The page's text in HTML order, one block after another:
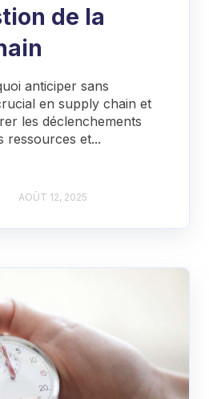
de la
anticiper sans
en supply chain et
les déclenchements
ressources et...
AOÛT 12, 2025